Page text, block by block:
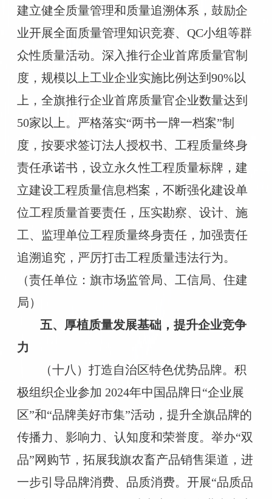
建立健全质量管理和质量追溯体系，鼓励企
业开展全面质量管理知识竞赛、QC小组等群
众性质量活动。深入推行企业首席质量官制
度，规模以上工业企业实施比例达到90%以
上，全旗推行企业首席质量官企业数量达到
50家以上。严格落实“两书一牌一档案”制
度，按要求签订法人授权书、工程质量终身
责任承诺书，设立永久性工程质量标牌，建
立建设工程质量信息档案，不断强化建设单
位工程质量首要责任，压实勘察、设计、施
工、监理单位工程质量终身责任，加强责任
追溯追究，严厉打击工程质量违法行为。
（责任单位：旗市场监管局、工信局、住建
局）
五、厚植质量发展基础，提升企业竞争
力
（十八）打造自治区特色优势品牌。积
极组织企业参加 2024年中国品牌日“企业展
区”和“品牌美好市集”活动，提升全旗品牌的
传播力、影响力、认知度和荣誉度。举办“双
品”网购节，拓展我旗农畜产品销售渠道，进
一步引导品牌消费、品质消费。开展“品质品